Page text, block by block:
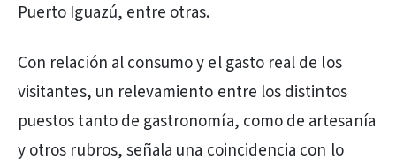
Puerto Iguazú, entre otras.
Con relación al consumo y el gasto real de los
visitantes, un relevamiento entre los distintos
puestos tanto de gastronomía, como de artesanía
y otros rubros, señala una coincidencia con lo